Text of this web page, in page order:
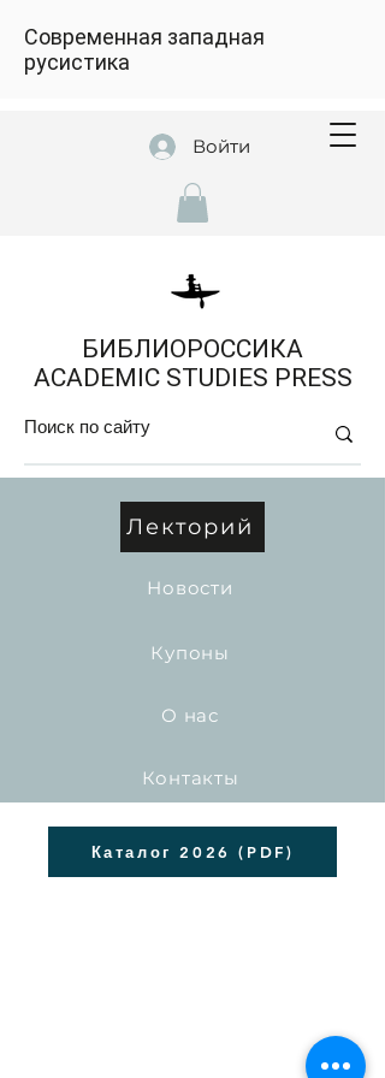
Войти
БИБЛИОРОССИКА
ACADEMIC STUDIES PRESS
Современная западная
русистика
Лекторий
Новости
Купоны
О нас
Контакты
Каталог 2026 (PDF)